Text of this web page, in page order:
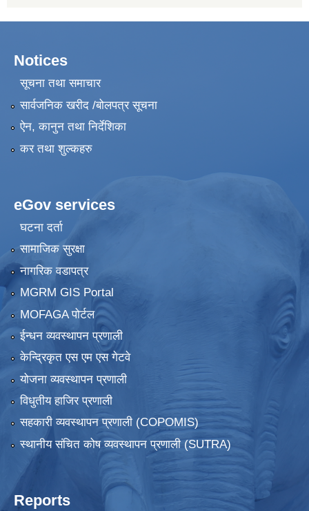
Notices
सूचना तथा समाचार
सार्वजनिक खरीद /बोलपत्र सूचना
ऐन, कानुन तथा निर्देशिका
कर तथा शुल्कहरु
eGov services
घटना दर्ता
सामाजिक सुरक्षा
नागरिक वडापत्र
MGRM GIS Portal
MOFAGA पोर्टल
ईन्धन व्यवस्थापन प्रणाली
केन्द्रिकृत एस एम एस गेटवे
योजना व्यवस्थापन प्रणाली
विधुतीय हाजिर प्रणाली
सहकारी व्यवस्थापन प्रणाली (COPOMIS)
स्थानीय संचित कोष व्यवस्थापन प्रणाली (SUTRA)
Reports